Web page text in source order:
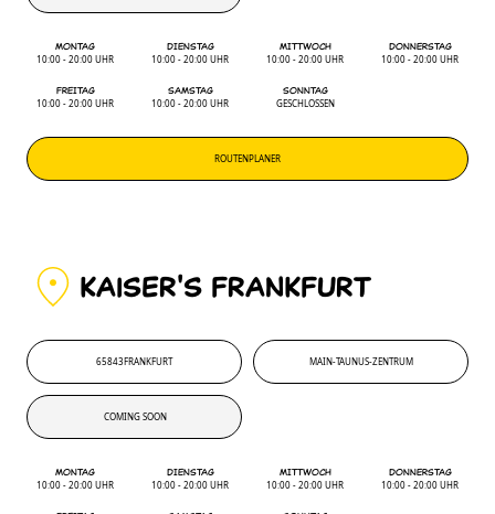
ROUTENPLANER
MONTAG
10:00 - 20:00 UHR
DIENSTAG
10:00 - 20:00 UHR
MITTWOCH
10:00 - 20:00 UHR
DONNERSTAG
10:00 - 20:00 UHR
FREITAG
10:00 - 20:00 UHR
SAMSTAG
10:00 - 20:00 UHR
SONNTAG
GESCHLOSSEN
KAiSER'S FRANKFURT
65843FRANKFURT
MAIN-TAUNUS-ZENTRUM
COMING SOON
MONTAG
10:00 - 20:00 UHR
DIENSTAG
10:00 - 20:00 UHR
MITTWOCH
10:00 - 20:00 UHR
DONNERSTAG
10:00 - 20:00 UHR